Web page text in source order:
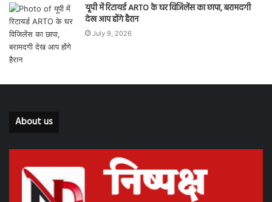
यूपी में रिटायर्ड ARTO के घर विजिलेंस का छापा, बरामदगी
देख आप होंगे हैरान
July 9, 2026
About us